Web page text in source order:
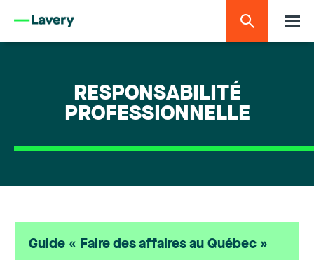
RESPONSABILITÉ
PROFESSIONNELLE
Guide « Faire des affaires au Québec »